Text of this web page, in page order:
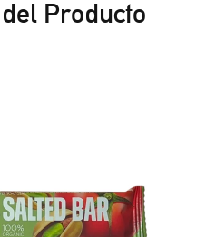
Producto